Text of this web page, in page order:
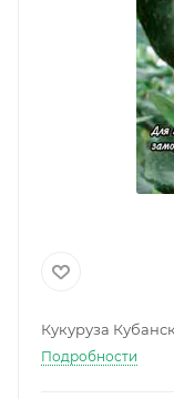
Кукуруза
Подробности